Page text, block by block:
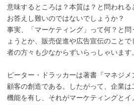
意味するところは？本質は？と問われ
お答えし難いのではないでしょうか？
事実、「マーケティング」って何？と
ょうとか、販売促進や広告宣伝のこと
者の方々も少なからずいらっしゃいます。
ピーター・ドラッカーは著書『マネジ
顧客の創造である。したがって、企業
機能を有し、それがマーケティングとイ